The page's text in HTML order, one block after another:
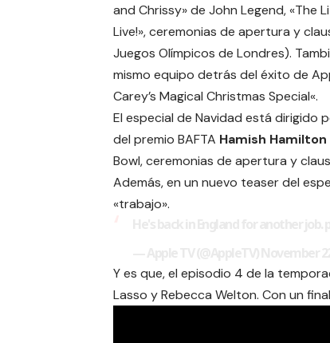
and Chrissy» de John Legend, «The
Live!», ceremonias de apertura y
Juegos Olímpicos de Londres).
mismo equipo detrás del éxito de
Carey’s Magical Christmas Special«.
El especial de Navidad está dirigido
del premio BAFTA Hamish Hamilton
Bowl, ceremonias de apertura y
Además, en un nuevo teaser del
«trabajo».
Y es que, el episodio 4 de la
Lasso y Rebecca Welton. Con un